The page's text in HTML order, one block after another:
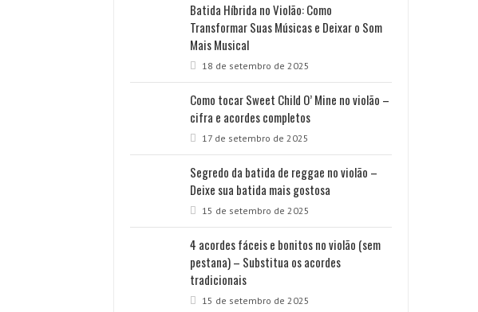
Batida Híbrida no Violão: Como
Transformar Suas Músicas e Deixar o Som
Mais Musical
18 de setembro de 2025
Como tocar Sweet Child O’ Mine no violão –
cifra e acordes completos
17 de setembro de 2025
Segredo da batida de reggae no violão –
Deixe sua batida mais gostosa
15 de setembro de 2025
4 acordes fáceis e bonitos no violão (sem
pestana) – Substitua os acordes
tradicionais
15 de setembro de 2025